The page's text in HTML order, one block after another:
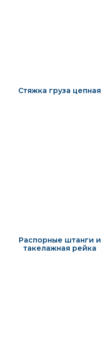
Стяжка груза цепная
Распорные штанги и
такелажная рейка